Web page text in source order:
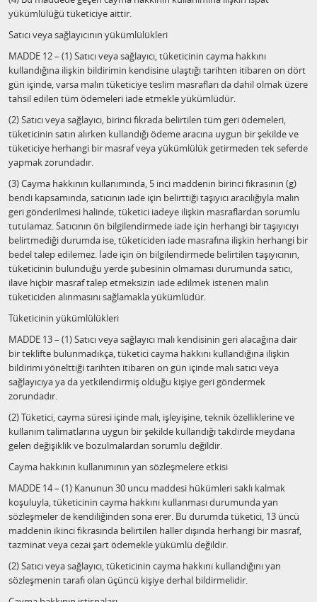
yükümlülüğü tüketiciye aittir.
Satıcı veya sağlayıcının yükümlülükleri
MADDE 12 – (1) Satıcı veya sağlayıcı, tüketicinin cayma hakkını
kullandığına ilişkin bildirimin kendisine ulaştığı tarihten itibaren on dört
gün içinde, varsa malın tüketiciye teslim masrafları da dahil olmak üzere
tahsil edilen tüm ödemeleri iade etmekle yükümlüdür.
(2) Satıcı veya sağlayıcı, birinci fıkrada belirtilen tüm geri ödemeleri,
tüketicinin satın alırken kullandığı ödeme aracına uygun bir şekilde ve
tüketiciye herhangi bir masraf veya yükümlülük getirmeden tek seferde
yapmak zorundadır.
(3) Cayma hakkının kullanımında, 5 inci maddenin birinci fıkrasının (g)
bendi kapsamında, satıcının iade için belirttiği taşıyıcı aracılığıyla malın
geri gönderilmesi halinde, tüketici iadeye ilişkin masraflardan sorumlu
tutulamaz. Satıcının ön bilgilendirmede iade için herhangi bir taşıyıcıyı
belirtmediği durumda ise, tüketiciden iade masrafına ilişkin herhangi bir
bedel talep edilemez. İade için ön bilgilendirmede belirtilen taşıyıcının,
tüketicinin bulunduğu yerde şubesinin olmaması durumunda satıcı,
ilave hiçbir masraf talep etmeksizin iade edilmek istenen malın
tüketiciden alınmasını sağlamakla yükümlüdür.
Tüketicinin yükümlülükleri
MADDE 13 – (1) Satıcı veya sağlayıcı malı kendisinin geri alacağına dair
bir teklifte bulunmadıkça, tüketici cayma hakkını kullandığına ilişkin
bildirimi yönelttiği tarihten itibaren on gün içinde malı satıcı veya
sağlayıcıya ya da yetkilendirmiş olduğu kişiye geri göndermek
zorundadır.
(2) Tüketici, cayma süresi içinde malı, işleyişine, teknik özelliklerine ve
kullanım talimatlarına uygun bir şekilde kullandığı takdirde meydana
gelen değişiklik ve bozulmalardan sorumlu değildir.
Cayma hakkının kullanımının yan sözleşmelere etkisi
MADDE 14 – (1) Kanunun 30 uncu maddesi hükümleri saklı kalmak
koşuluyla, tüketicinin cayma hakkını kullanması durumunda yan
sözleşmeler de kendiliğinden sona erer. Bu durumda tüketici, 13 üncü
maddenin ikinci fıkrasında belirtilen haller dışında herhangi bir masraf,
tazminat veya cezai şart ödemekle yükümlü değildir.
(2) Satıcı veya sağlayıcı, tüketicinin cayma hakkını kullandığını yan
sözleşmenin tarafı olan üçüncü kişiye derhal bildirmelidir.